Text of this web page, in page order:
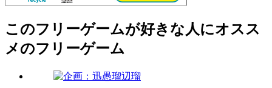
このフリーゲームが好きな人にオスス
メのフリーゲーム